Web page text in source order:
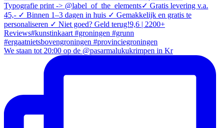
We staan tot 20:00 op de @pasarmalukukrimpen in Kr